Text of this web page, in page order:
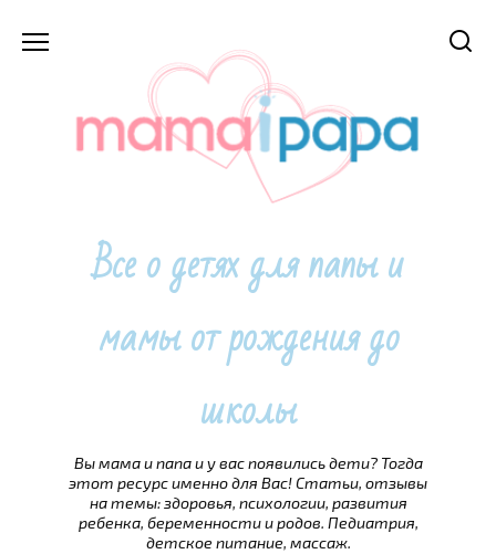
Все о детях для папы и
мамы от рождения до
школы
Вы мама и папа и у вас появились дети? Тогда
этот ресурс именно для Вас! Статьи, отзывы
на темы: здоровья, психологии, развития
ребенка, беременности и родов. Педиатрия,
детское питание, массаж.